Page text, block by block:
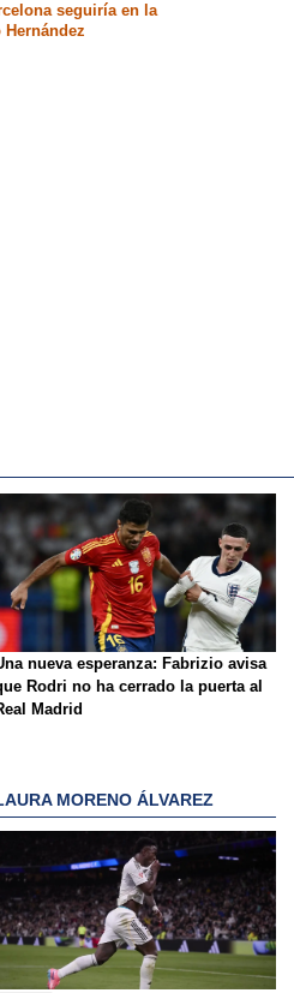
seguiría en la
nueva esperanza: Fabrizio avisa
Rodri no ha cerrado la puerta al
Madrid
MORENO ÁLVAREZ